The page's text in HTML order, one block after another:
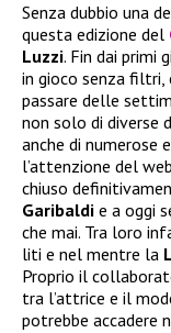
Senza dubbio una
questa edizione del
Luzzi. Fin dai primi
in gioco senza filtri,
passare delle
non solo di diverse
anche di numerose
l’attenzione del
chiuso
Garibaldi e a oggi
che mai. Tra loro
liti e nel mentre la
Proprio il
tra l’attrice e il
potrebbe accadere